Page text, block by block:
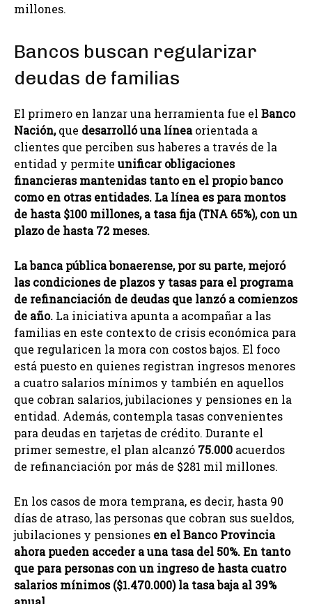
millones.
Bancos buscan regularizar
deudas de familias
El primero en lanzar una herramienta fue el Banco
Nación,que desarrolló una líneaorientada a
clientes que perciben sus haberes a través de la
entidad y permite unificar obligaciones
financieras mantenidas tanto en el propio banco
como en otras entidades. La línea es para montos
de hasta $100 millones, a tasa fija (TNA 65%), con un
plazo de hasta 72 meses.
La banca pública bonaerense, por su parte, mejoró
las condiciones de plazos y tasas para el programa
de refinanciación de deudas que lanzó a comienzos
de año. La iniciativa apunta a acompañar a las
familias en este contexto de crisis económica para
que regularicen la mora con costos bajos. El foco
está puesto en quienes registran ingresos menores
a cuatro salarios mínimos y también en aquellos
que cobran salarios, jubilaciones y pensiones en la
entidad. Además, contempla tasas convenientes
para deudas en tarjetas de crédito. Durante el
primer semestre, el plan alcanzó 75.000 acuerdos
de refinanciación por más de $281 mil millones.
En los casos de mora temprana, es decir, hasta 90
días de atraso, las personas que cobran sus sueldos,
jubilaciones y pensiones en el Banco Provincia
ahora pueden acceder a una tasa del 50%. En tanto
que para personas con un ingreso de hasta cuatro
salarios mínimos ($1.470.000) la tasa baja al 39%